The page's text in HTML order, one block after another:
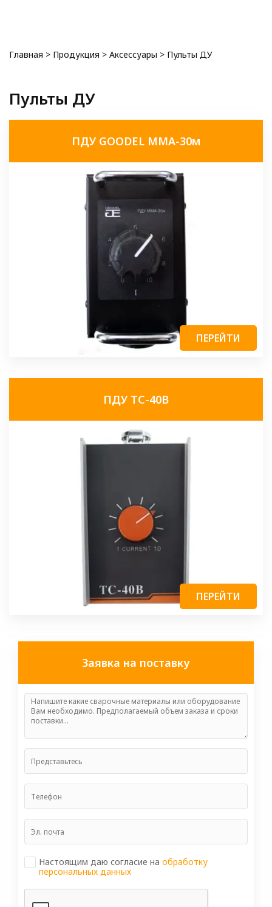
Главная > Продукция > Аксессуары > Пульты ДУ
Пульты ДУ
ПДУ GOODEL MMA-30м
ПЕРЕЙТИ
ПДУ ТС-40В
ПЕРЕЙТИ
Заявка на поставку
Настоящим даю согласие на обработку
персональных данных